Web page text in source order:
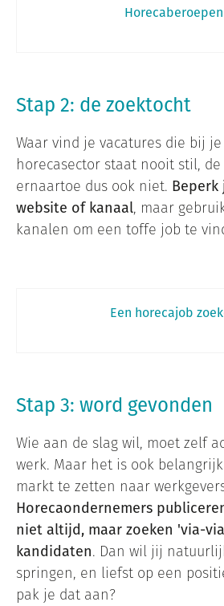
Horecaberoepen
Stap 2: de zoektocht
Waar vind je vacatures die bij je
horecasector staat nooit stil,
ernaartoe dus ook niet.
website of kanaal, maar
kanalen om een toffe job te
Een horecajob
Stap 3: word gevonden
Wie aan de slag wil, moet zelf
werk. Maar het is ook
markt te zetten naar
Horecaondernemers
niet altijd, maar zoeken 'via-
kandidaten. Dan wil jij
springen, en liefst op een
pak je dat aan?